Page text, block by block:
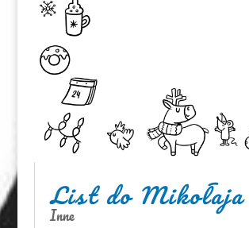
List do Mikołaja
Inne